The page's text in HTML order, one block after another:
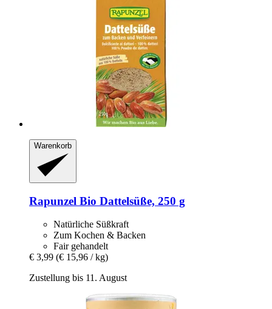
Warenkorb
Rapunzel Bio Dattelsüße, 250 g
Natürliche Süßkraft
Zum Kochen & Backen
Fair gehandelt
€ 3,99 (€ 15,96 / kg)
Zustellung bis 11. August